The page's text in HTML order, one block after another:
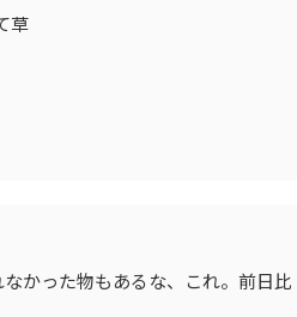
草
かった物もあるな、これ。前日比